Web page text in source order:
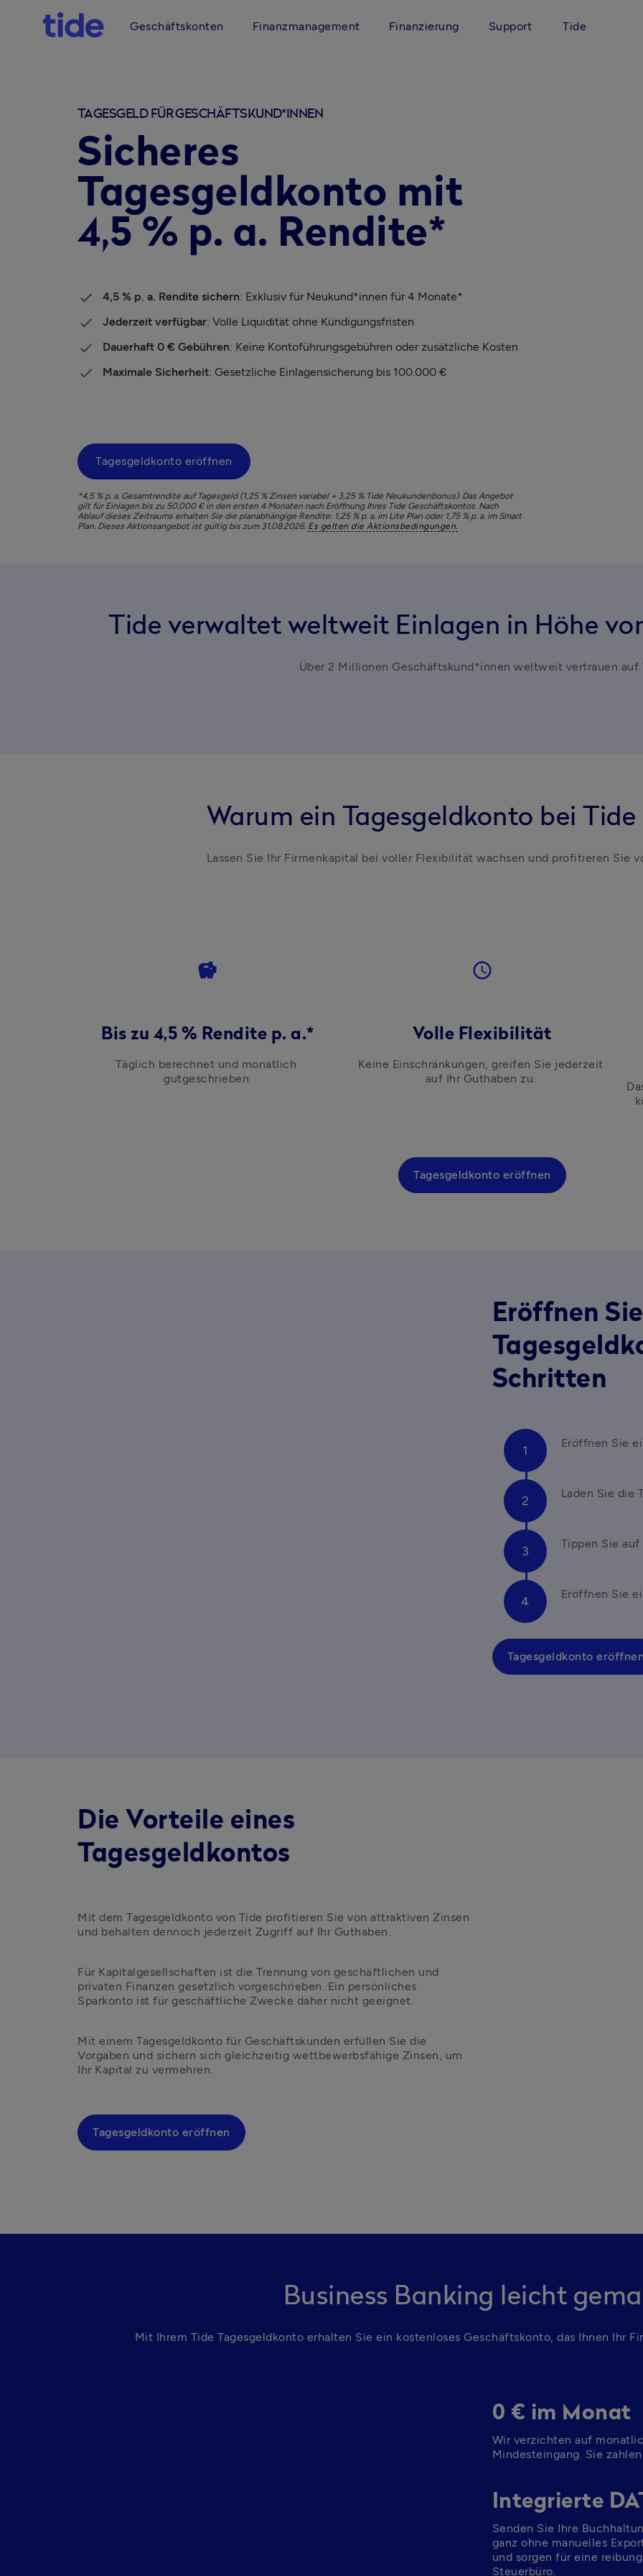
Geschäftskonten Finanzmanagement Finanzierung Support Tide
TAGESGELD FÜR GESCHÄFTSKUND*INNEN
Sicheres
Tagesgeldkonto mit
4,5 % p. a. Rendite*
4,5 % p. a. Rendite sichern: Exklusiv für Neukund*innen für 4 Monate*
Jederzeit verfügbar: Volle Liquidität ohne Kündigungsfristen
Dauerhaft 0 € Gebühren: Keine Kontoführungsgebühren oder zusätzliche Kosten
Maximale Sicherheit: Gesetzliche Einlagensicherung bis 100.000 €
Tagesgeldkonto eröffnen
*4,5 % p. a. Gesamtrendite auf Tagesgeld (1,25 % Zinsen variabel + 3,25 % Tide Neukundenbonus). Das Angebot
gilt für Einlagen bis zu 50.000 € in den ersten 4 Monaten nach Eröffnung Ihres Tide Geschäftskontos. Nach
Ablauf dieses Zeitraums erhalten Sie die planabhängige Rendite: 1,25 % p. a. im Lite Plan oder 1,75 % p. a. im Smart
Plan. Dieses Aktionsangebot ist gültig bis zum 31.08.2026. Es gelten die Aktionsbedingungen.
Tide verwaltet weltweit Einlagen in Höhe
Über 2 Millionen Geschäftskund*innen weltweit vertrauen auf
Warum ein Tagesgeldkonto bei
Lassen Sie Ihr Firmenkapital bei voller Flexibilität wachsen und profitieren Sie
savings
Bis zu 4,5 % Rendite p. a.*
Täglich berechnet und monatlich
gutgeschrieben.
access_time
Volle Flexibilität
Keine Einschränkungen, greifen Sie jederzeit
auf Ihr Guthaben zu.
Tagesgeldkonto eröffnen
Eröffnen
Schritten
Eröffnen Sie
Laden Sie die
Tippen Sie auf
Eröffnen Sie
Tagesgeldkonto
Die Vorteile eines
Tagesgeldkontos
Mit dem Tagesgeldkonto von Tide profitieren Sie von attraktiven Zinsen
und behalten dennoch jederzeit Zugriff auf Ihr Guthaben.
Für Kapitalgesellschaften ist die Trennung von geschäftlichen und
privaten Finanzen gesetzlich vorgeschrieben. Ein persönliches
Sparkonto ist für geschäftliche Zwecke daher nicht geeignet.
Mit einem Tagesgeldkonto für Geschäftskunden erfüllen Sie die
Vorgaben und sichern sich gleichzeitig wettbewerbsfähige Zinsen, um
Ihr Kapital zu vermehren.
Tagesgeldkonto eröffnen
Business Banking leicht
Mit Ihrem Tide Tagesgeldkonto erhalten Sie ein kostenloses Geschäftskonto, das Ihnen Ihr
0 € im Monat
Wir verzichten auf
Mindesteingang. Sie
Integrierte
Senden Sie Ihre
ganz ohne manuelles
und sorgen für eine
Steuerbüro.